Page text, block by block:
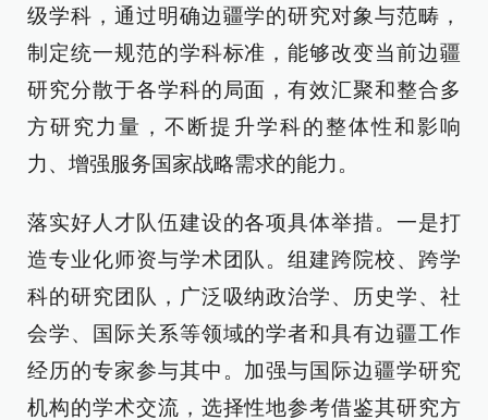
级学科，通过明确边疆学的研究对象与范畴，
制定统一规范的学科标准，能够改变当前边疆
研究分散于各学科的局面，有效汇聚和整合多
方研究力量，不断提升学科的整体性和影响
力、增强服务国家战略需求的能力。
落实好人才队伍建设的各项具体举措。一是打
造专业化师资与学术团队。组建跨院校、跨学
科的研究团队，广泛吸纳政治学、历史学、社
会学、国际关系等领域的学者和具有边疆工作
经历的专家参与其中。加强与国际边疆学研究
机构的学术交流，选择性地参考借鉴其研究方